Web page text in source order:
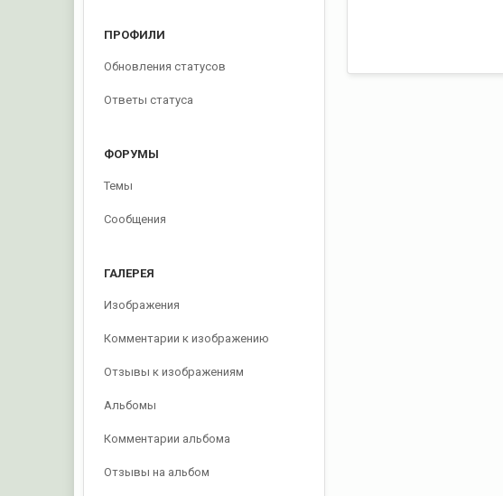
ПРОФИЛИ
Обновления статусов
Ответы статуса
ФОРУМЫ
Темы
Сообщения
ГАЛЕРЕЯ
Изображения
Комментарии к изображению
Отзывы к изображениям
Альбомы
Комментарии альбома
Отзывы на альбом